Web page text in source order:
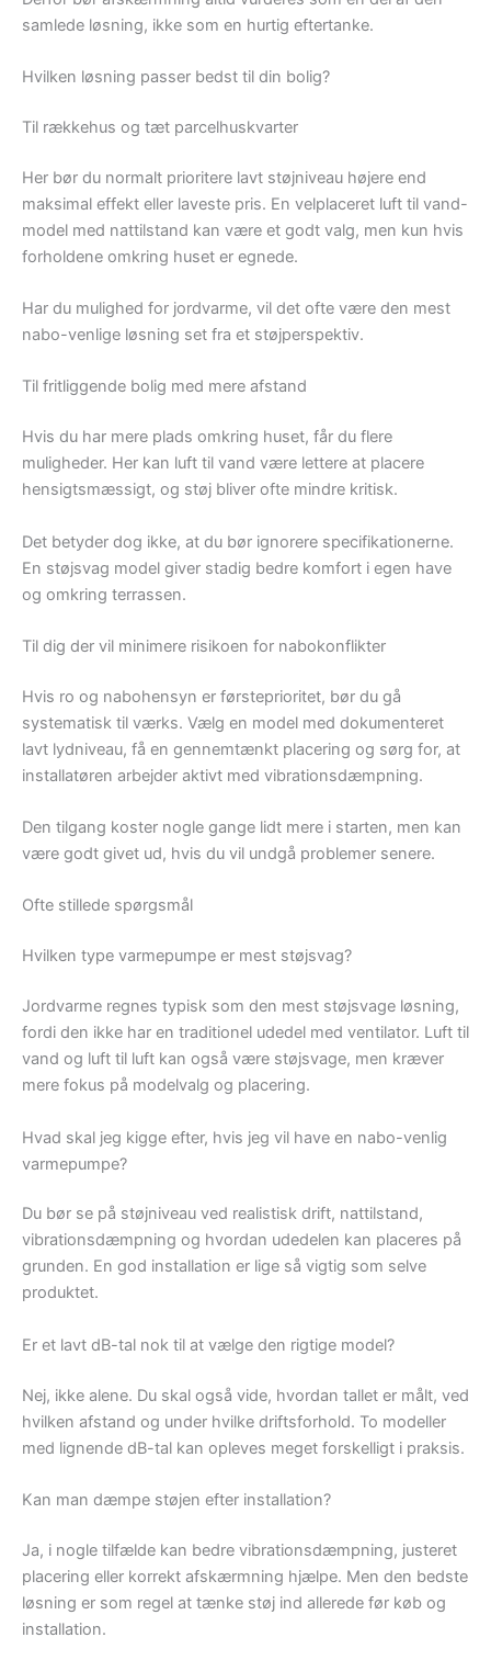
samlede løsning, ikke som en hurtig eftertanke.
Hvilken løsning passer bedst til din bolig?
Til rækkehus og tæt parcelhuskvarter
Her bør du normalt prioritere lavt støjniveau højere end
maksimal effekt eller laveste pris. En velplaceret luft til vand-
model med nattilstand kan være et godt valg, men kun hvis
forholdene omkring huset er egnede.
Har du mulighed for jordvarme, vil det ofte være den mest
nabo-venlige løsning set fra et støjperspektiv.
Til fritliggende bolig med mere afstand
Hvis du har mere plads omkring huset, får du flere
muligheder. Her kan luft til vand være lettere at placere
hensigtsmæssigt, og støj bliver ofte mindre kritisk.
Det betyder dog ikke, at du bør ignorere specifikationerne.
En støjsvag model giver stadig bedre komfort i egen have
og omkring terrassen.
Til dig der vil minimere risikoen for nabokonflikter
Hvis ro og nabohensyn er førsteprioritet, bør du gå
systematisk til værks. Vælg en model med dokumenteret
lavt lydniveau, få en gennemtænkt placering og sørg for, at
installatøren arbejder aktivt med vibrationsdæmpning.
Den tilgang koster nogle gange lidt mere i starten, men kan
være godt givet ud, hvis du vil undgå problemer senere.
Ofte stillede spørgsmål
Hvilken type varmepumpe er mest støjsvag?
Jordvarme regnes typisk som den mest støjsvage løsning,
fordi den ikke har en traditionel udedel med ventilator. Luft til
vand og luft til luft kan også være støjsvage, men kræver
mere fokus på modelvalg og placering.
Hvad skal jeg kigge efter, hvis jeg vil have en nabo-venlig
varmepumpe?
Du bør se på støjniveau ved realistisk drift, nattilstand,
vibrationsdæmpning og hvordan udedelen kan placeres på
grunden. En god installation er lige så vigtig som selve
produktet.
Er et lavt dB-tal nok til at vælge den rigtige model?
Nej, ikke alene. Du skal også vide, hvordan tallet er målt, ved
hvilken afstand og under hvilke driftsforhold. To modeller
med lignende dB-tal kan opleves meget forskelligt i praksis.
Kan man dæmpe støjen efter installation?
Ja, i nogle tilfælde kan bedre vibrationsdæmpning, justeret
placering eller korrekt afskærmning hjælpe. Men den bedste
løsning er som regel at tænke støj ind allerede før køb og
installation.